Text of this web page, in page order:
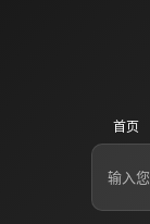
首页